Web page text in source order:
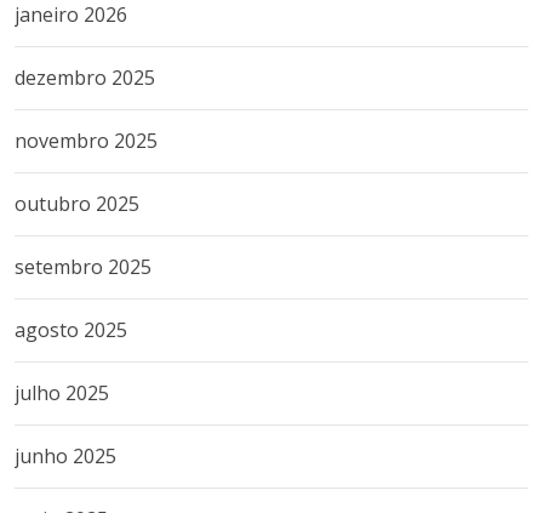
janeiro 2026
dezembro 2025
novembro 2025
outubro 2025
setembro 2025
agosto 2025
julho 2025
junho 2025